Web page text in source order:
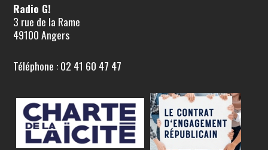
Radio G!
3 rue de la Rame
49100 Angers
Téléphone : 02 41 60 47 47